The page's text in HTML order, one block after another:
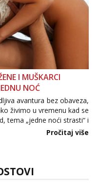
I MUŠKARCI
NOĆ
avantura bez obaveza,
živimo u vremenu kad se
tema „jedne noći strasti“ i
zapravo misle žene, a što
Pročitaj više